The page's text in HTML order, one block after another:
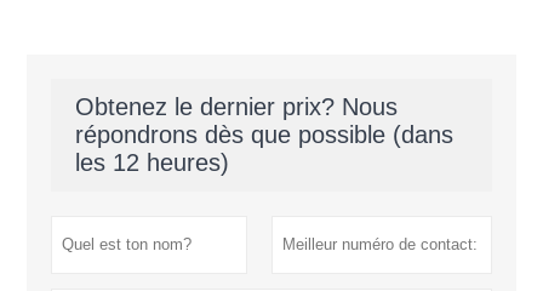
Obtenez le dernier prix? Nous
répondrons dès que possible (dans
les 12 heures)